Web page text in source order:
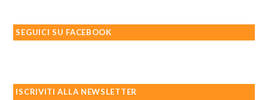
SEGUICI SU FACEBOOK
ISCRIVITI ALLA NEWSLETTER